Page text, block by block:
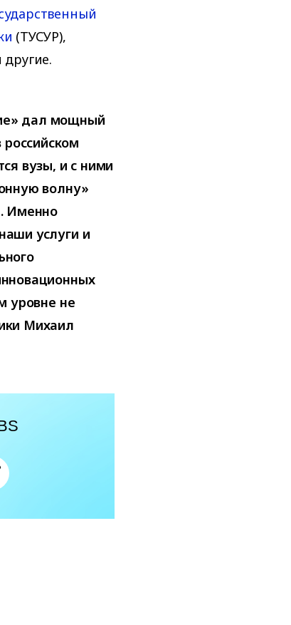
(ТУСУР),
другие.
дал мощный
вузы, и с ними
волну»
Именно
услуги и
уровне не
Михаил